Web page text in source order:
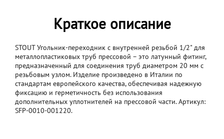
Краткое описание
STOUT Угольник-переходник с внутренней резьбой 1/2" для
металлопластиковых труб прессовой – это латунный фитинг,
предназначенный для соединения труб диаметром 20 мм с
резьбовым узлом. Изделие произведено в Италии по
стандартам европейского качества, обеспечивая надежную
фиксацию и герметичность без использования
дополнительных уплотнителей на прессовой части. Артикул:
SFP-0010-001220.